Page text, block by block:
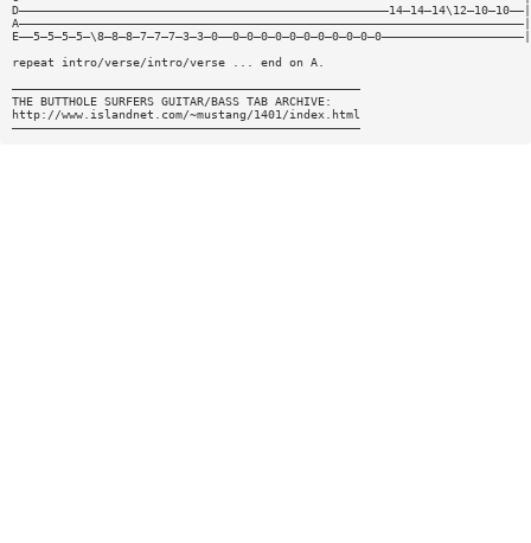
D————————————————————————————————————————————————————14—14—14\12—10—10——|
A———————————————————————————————————————————————————————————————————————|
E——5—5—5—5—\8—8—8—7—7—7—3—3—0——0—0—0—0—0—0—0—0—0—0—0————————————————————|
repeat intro/verse/intro/verse ... end on A.
—————————————————————————————————————————————————
THE BUTTHOLE SURFERS GUITAR/BASS TAB ARCHIVE:
http://www.islandnet.com/~mustang/1401/index.html
—————————————————————————————————————————————————